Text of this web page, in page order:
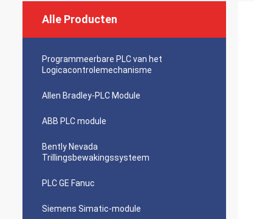
Alle Producten
Programmeerbare PLC van het
Logicacontrolemechanisme
Allen Bradley-PLC Module
ABB PLC module
Bently Nevada
Trillingsbewakingssysteem
PLC GE Fanuc
Siemens Simatic-module